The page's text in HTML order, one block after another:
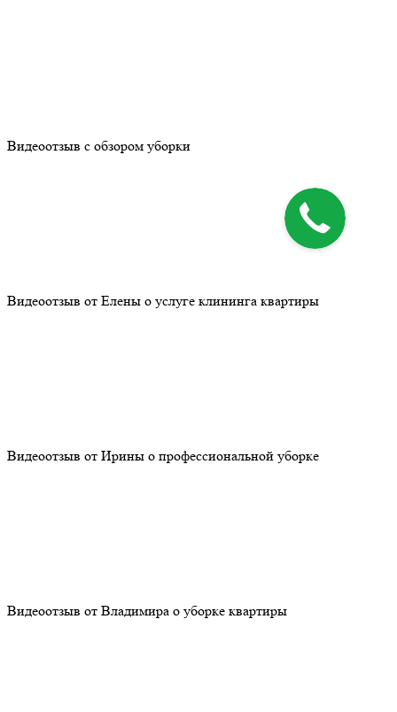
Видеоотзыв с обзором уборки
Видеоотзыв от Елены о услуге клининга квартиры
Видеоотзыв от Ирины о профессиональной уборке
Видеоотзыв от Владимира о уборке квартиры